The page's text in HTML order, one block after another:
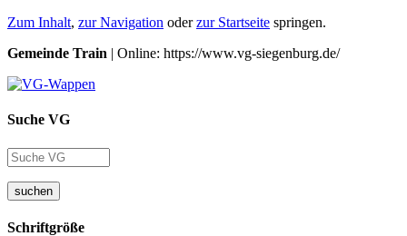
Zum Inhalt, zur Navigation oderzur Startseite springen.
Gemeinde Train | Online: https://www.vg-siegenburg.de/
Suche VG
suchen
Schriftgröße